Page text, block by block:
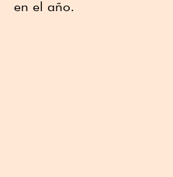
en el año.